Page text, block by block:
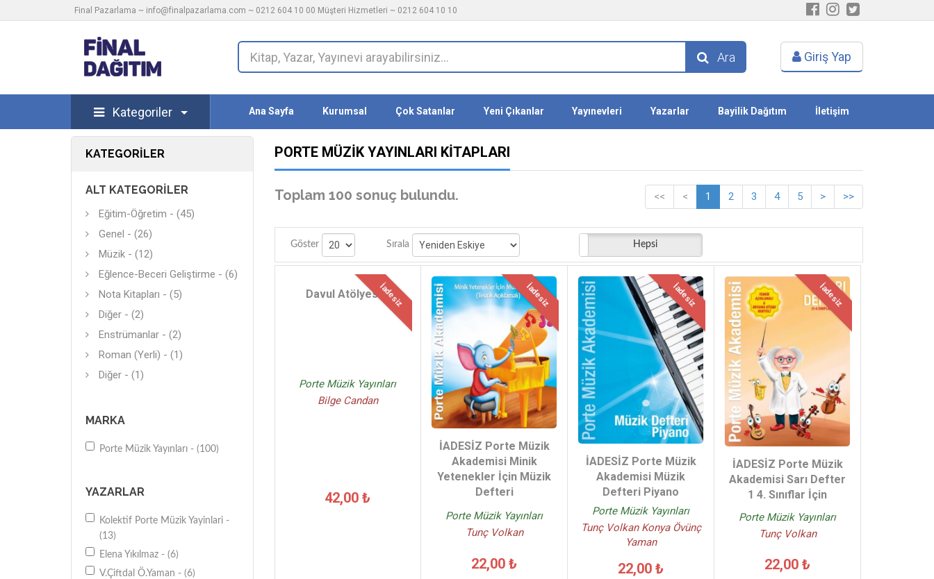
Final Pazarlama ~ info@finalpazarlama.com ~ 0212 604 10 00 Müşteri Hizmetleri ~ 0212 604 10 10
Ara Giriş Yap
Kategoriler Ana Sayfa Kurumsal Çok Satanlar Yeni Çıkanlar Yayınevleri Yazarlar Bayilik Dağıtım İletişim
KATEGORILER
ALT KATEGORILER
Eğitim-Öğretim - (45)
Genel - (26)
Müzik - (12)
Eğlence-Beceri Geliştirme - (6)
Nota Kitapları - (5)
Diğer - (2)
Enstrümanlar - (2)
Roman (Yerli) - (1)
Diğer - (1)
MARKA
Porte Müzik Yayınları - (100)
YAZARLAR
Kolektif Porte Müzik Yayinlari -
(13)
Elena Yıkılmaz - (6)
V.Çiftdal Ö.Yaman - (6)
PORTE MÜZIK YAYINLARI KITAPLARI
Toplam 100 sonuç bulundu. << < 1 2 3 4 5 > >>
Göster Sırala Stoktakiler Hepsi
İadesiz
Davul Atölyesi 3
Porte Müzik Yayınları
Bilge Candan
42,00 ₺
İadesiz
İADESİZ Porte Müzik
Akademisi Minik
Yetenekler İçin Müzik
Defteri
Porte Müzik Yayınları
Tunç Volkan
22,00 ₺
İadesiz
İADESİZ Porte Müzik
Akademisi Müzik
Defteri Piyano
Porte Müzik Yayınları
Tunç Volkan Konya Övünç
Yaman
22,00 ₺
İadesiz
İADESİZ Porte Müzik
Akademisi Sarı Defter
1 4. Sınıflar İçin
Porte Müzik Yayınları
Tunç Volkan
22,00 ₺